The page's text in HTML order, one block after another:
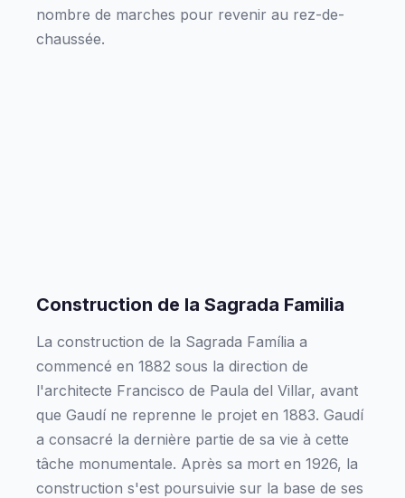
nombre de marches pour revenir au rez-de-
chaussée.
Construction de la Sagrada Familia
La construction de la Sagrada Família a
commencé en 1882 sous la direction de
l'architecte Francisco de Paula del Villar, avant
que Gaudí ne reprenne le projet en 1883. Gaudí
a consacré la dernière partie de sa vie à cette
tâche monumentale. Après sa mort en 1926, la
construction s'est poursuivie sur la base de ses